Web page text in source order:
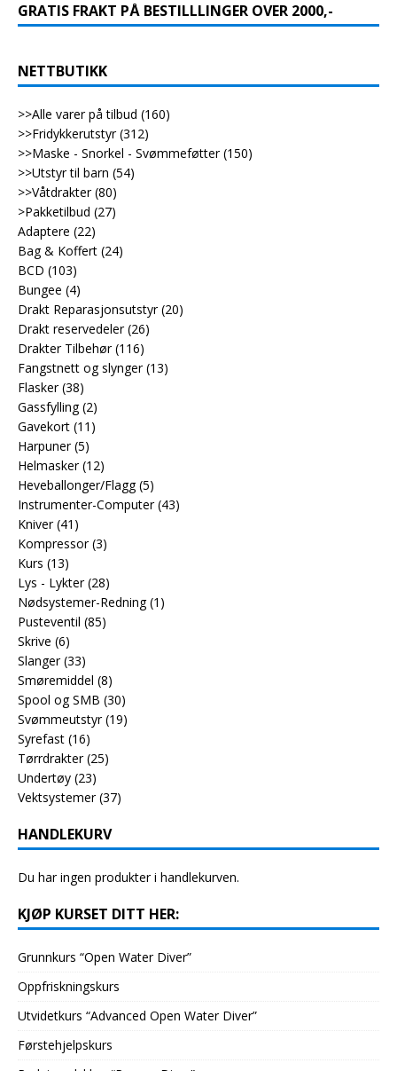
GRATIS FRAKT PÅ BESTILLLINGER OVER 2000,-
NETTBUTIKK
>>Alle varer på tilbud (160)
>>Fridykkerutstyr (312)
>>Maske - Snorkel - Svømmeføtter (150)
>>Utstyr til barn (54)
>>Våtdrakter (80)
>Pakketilbud (27)
Adaptere (22)
Bag & Koffert (24)
BCD (103)
Bungee (4)
Drakt Reparasjonsutstyr (20)
Drakt reservedeler (26)
Drakter Tilbehør (116)
Fangstnett og slynger (13)
Flasker (38)
Gassfylling (2)
Gavekort (11)
Harpuner (5)
Helmasker (12)
Heveballonger/Flagg (5)
Instrumenter-Computer (43)
Kniver (41)
Kompressor (3)
Kurs (13)
Lys - Lykter (28)
Nødsystemer-Redning (1)
Pusteventil (85)
Skrive (6)
Slanger (33)
Smøremiddel (8)
Spool og SMB (30)
Svømmeutstyr (19)
Syrefast (16)
Tørrdrakter (25)
Undertøy (23)
Vektsystemer (37)
HANDLEKURV
Du har ingen produkter i handlekurven.
KJØP KURSET DITT HER:
Grunnkurs “Open Water Diver”
Oppfriskningskurs
Utvidetkurs “Advanced Open Water Diver”
Førstehjelpskurs